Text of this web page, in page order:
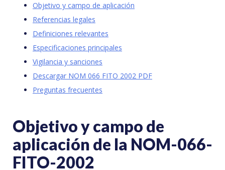
Objetivo y campo de aplicación
Referencias legales
Definiciones relevantes
Especificaciones principales
Vigilancia y sanciones
Descargar NOM 066 FITO 2002 PDF
Preguntas frecuentes
Objetivo y campo de
aplicación de la NOM-066-
FITO-2002